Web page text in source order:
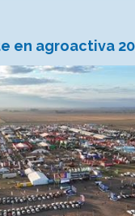
en agroactiva